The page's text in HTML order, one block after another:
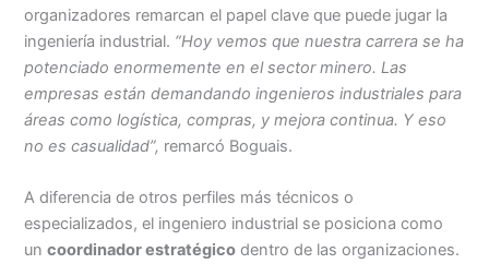
organizadores remarcan el papel clave que puede jugar la
ingeniería industrial. “Hoy vemos que nuestra carrera se ha
potenciado enormemente en el sector minero. Las
empresas están demandando ingenieros industriales para
áreas como logística, compras, y mejora continua. Y eso
no es casualidad”, remarcó Boguais.
A diferencia de otros perfiles más técnicos o
especializados, el ingeniero industrial se posiciona como
uncoordinador estratégico dentro de las organizaciones.